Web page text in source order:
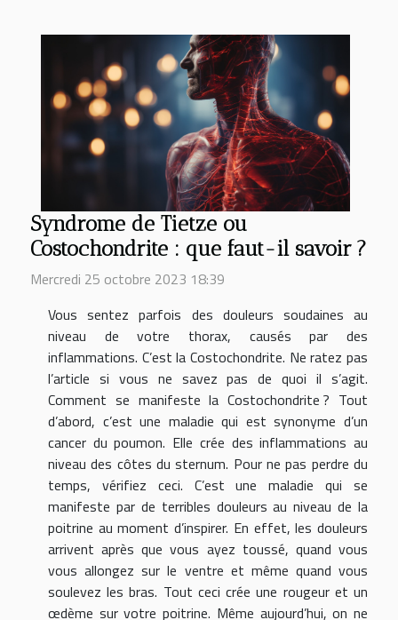
Syndrome de Tietze ou
Costochondrite : que faut-il savoir ?
Mercredi 25 octobre 2023 18:39
Vous sentez parfois des douleurs soudaines au
niveau de votre thorax, causés par des
inflammations. C’est la Costochondrite. Ne ratez pas
l’article si vous ne savez pas de quoi il s’agit.
Comment se manifeste la Costochondrite ? Tout
d’abord, c’est une maladie qui est synonyme d’un
cancer du poumon. Elle crée des inflammations au
niveau des côtes du sternum. Pour ne pas perdre du
temps, vérifiez ceci. C’est une maladie qui se
manifeste par de terribles douleurs au niveau de la
poitrine au moment d’inspirer. En effet, les douleurs
arrivent après que vous ayez toussé, quand vous
vous allongez sur le ventre et même quand vous
soulevez les bras. Tout ceci crée une rougeur et un
œdème sur votre poitrine. Même aujourd’hui, on ne